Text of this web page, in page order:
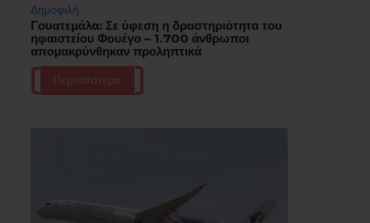
Δημοφιλή
Γουατεμάλα: Σε ύφεση η δραστηριότητα του
ηφαιστείου Φουέγο – 1.700 άνθρωποι
απομακρύνθηκαν προληπτικά
Περισσότερα